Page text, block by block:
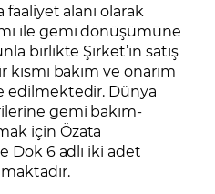
alanı olarak
ile gemi dönüşümüne
birlikte Şirket’in satış
bakım ve onarım
edilmektedir. Dünya
gemi bakım-
için Özata
Dok 6 adlı iki adet